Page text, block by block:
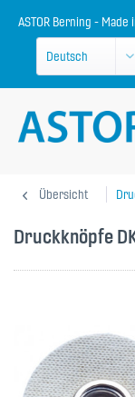
ASTOR Berning - Made
Übersicht
Druckknöpfe